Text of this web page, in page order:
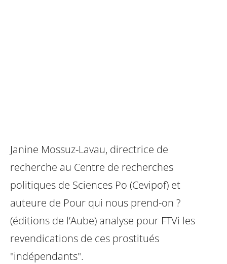
Janine Mossuz-Lavau, directrice de
recherche au Centre de recherches
politiques de Sciences Po (Cevipof) et
auteure de Pour qui nous prend-on ?
(éditions de l’Aube) analyse pour FTVi les
revendications de ces prostitués
"indépendants".